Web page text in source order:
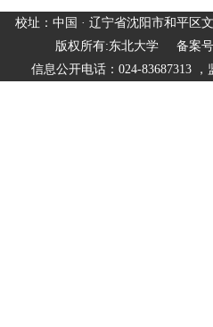
校址：中国 · 辽宁省沈阳市和平区
版权所有:东北大学 备案号
信息公开电话：024-83687313